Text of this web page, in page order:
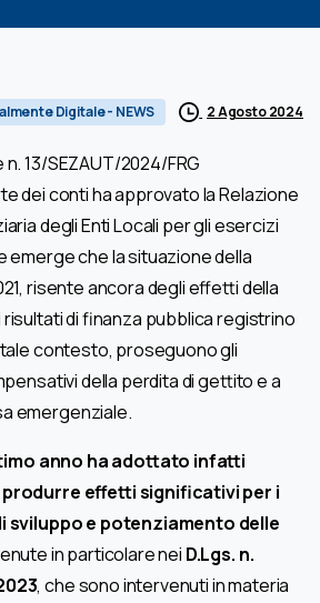
Digitale - NEWS 2 Agosto 2024
13/SEZAUT/2024/FRG
dei conti ha approvato la Relazione
degli Enti Locali per gli esercizi
emerge che la situazione della
risente ancora degli effetti della
di finanza pubblica registrino
contesto, proseguono gli
della perdita di gettito e a
emergenziale.
anno ha adottato infatti
effetti significativi per i
sviluppo e potenziamento delle
in particolare nei D.Lgs. n.
, che sono intervenuti in materia